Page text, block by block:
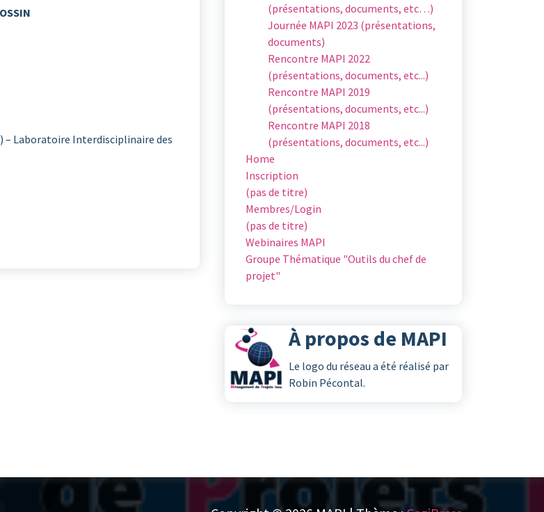
– Laboratoire Interdisciplinaire des
(présentations, documents, etc…)
Journée MAPI 2023 (présentations,
documents)
Rencontre MAPI 2022
(présentations, documents, etc...)
Rencontre MAPI 2019
(présentations, documents, etc...)
Rencontre MAPI 2018
(présentations, documents, etc...)
Home
Inscription
(pas de titre)
Membres/Login
(pas de titre)
Webinaires MAPI
Groupe Thématique "Outils du chef de
projet"
À propos de MAPI
Le logo du réseau a été réalisé par
Robin Pécontal.